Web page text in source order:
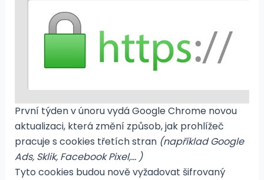
První týden v únoru vydá Google Chrome novou
aktualizaci, která změní způsob, jak prohlížeč
pracuje s cookies třetích stran (například Google
Ads, Sklik, Facebook Pixel,… )
Tyto cookies budou nově vyžadovat šifrovaný